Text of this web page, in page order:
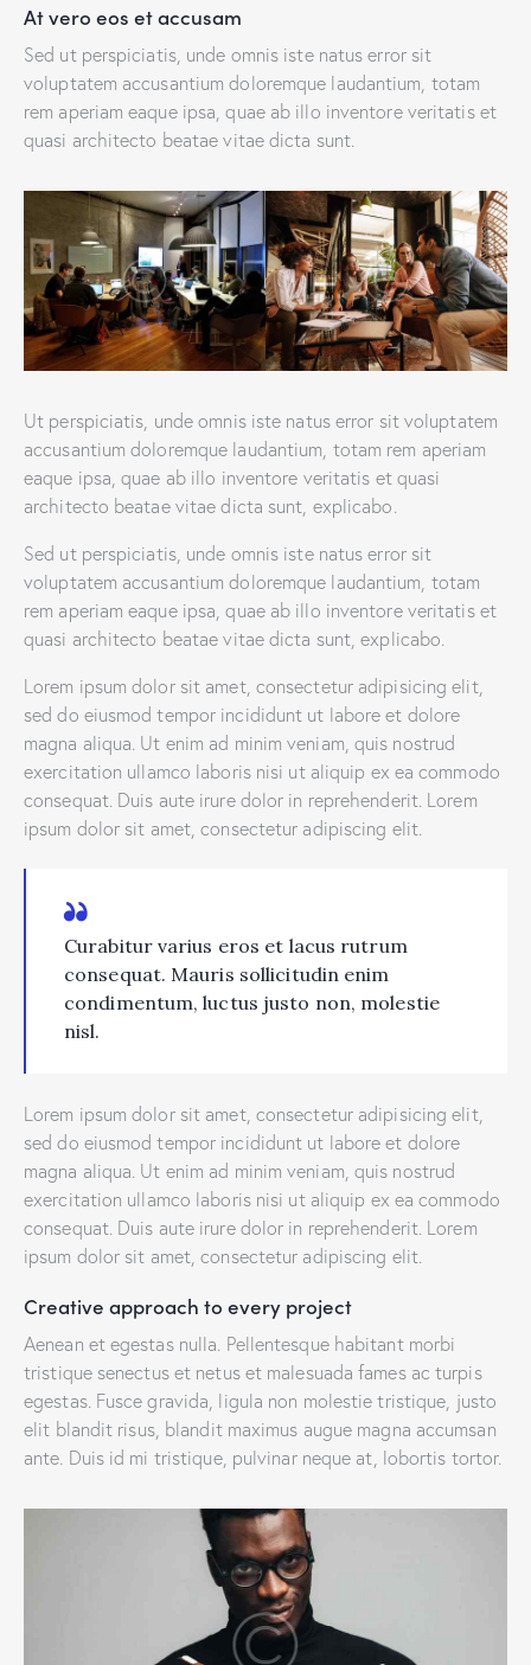
At vero eos et accusam
Sed ut perspiciatis, unde omnis iste natus error sit
voluptatem accusantium doloremque laudantium, totam
rem aperiam eaque ipsa, quae ab illo inventore veritatis et
quasi architecto beatae vitae dicta sunt.
Ut perspiciatis, unde omnis iste natus error sit voluptatem
accusantium doloremque laudantium, totam rem aperiam
eaque ipsa, quae ab illo inventore veritatis et quasi
architecto beatae vitae dicta sunt, explicabo.
Sed ut perspiciatis, unde omnis iste natus error sit
voluptatem accusantium doloremque laudantium, totam
rem aperiam eaque ipsa, quae ab illo inventore veritatis et
quasi architecto beatae vitae dicta sunt, explicabo.
Lorem ipsum dolor sit amet, consectetur adipisicing elit,
sed do eiusmod tempor incididunt ut labore et dolore
magna aliqua. Ut enim ad minim veniam, quis nostrud
exercitation ullamco laboris nisi ut aliquip ex ea commodo
consequat. Duis aute irure dolor in reprehenderit. Lorem
ipsum dolor sit amet, consectetur adipiscing elit.
Curabitur varius eros et lacus rutrum
consequat. Mauris sollicitudin enim
condimentum, luctus justo non, molestie
nisl.
Lorem ipsum dolor sit amet, consectetur adipisicing elit,
sed do eiusmod tempor incididunt ut labore et dolore
magna aliqua. Ut enim ad minim veniam, quis nostrud
exercitation ullamco laboris nisi ut aliquip ex ea commodo
consequat. Duis aute irure dolor in reprehenderit. Lorem
ipsum dolor sit amet, consectetur adipiscing elit.
Creative approach to every project
Aenean et egestas nulla. Pellentesque habitant morbi
tristique senectus et netus et malesuada fames ac turpis
egestas. Fusce gravida, ligula non molestie tristique, justo
elit blandit risus, blandit maximus augue magna accumsan
ante. Duis id mi tristique, pulvinar neque at, lobortis tortor.